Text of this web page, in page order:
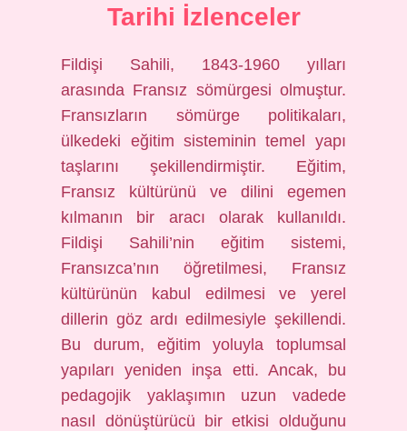
Tarihi İzlenceler
Fildişi Sahili, 1843-1960 yılları
arasında Fransız sömürgesi olmuştur.
Fransızların sömürge politikaları,
ülkedeki eğitim sisteminin temel yapı
taşlarını şekillendirmiştir. Eğitim,
Fransız kültürünü ve dilini egemen
kılmanın bir aracı olarak kullanıldı.
Fildişi Sahili’nin eğitim sistemi,
Fransızca’nın öğretilmesi, Fransız
kültürünün kabul edilmesi ve yerel
dillerin göz ardı edilmesiyle şekillendi.
Bu durum, eğitim yoluyla toplumsal
yapıları yeniden inşa etti. Ancak, bu
pedagojik yaklaşımın uzun vadede
nasıl dönüştürücü bir etkisi olduğunu